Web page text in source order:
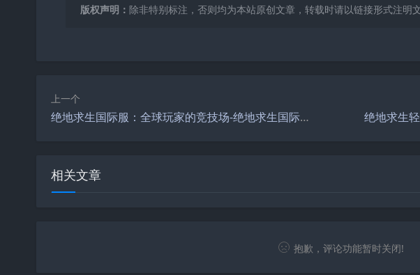
版权声明： 除非特别标注，否则均为本站原创文章，转载时请以链接形式注明文
上一个
绝地求生国际服：全球玩家的竞技场-绝地求生国际服最新版本与玩法解析
相关文章
抱歉，评论功能暂时关闭!